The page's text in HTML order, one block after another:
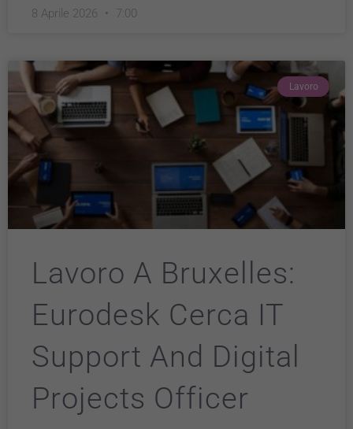
8 Aprile 2026 7:00
Lavoro
Lavoro A Bruxelles:
Eurodesk Cerca IT
Support And Digital
Projects Officer